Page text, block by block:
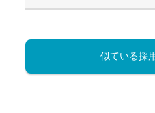
似ている採